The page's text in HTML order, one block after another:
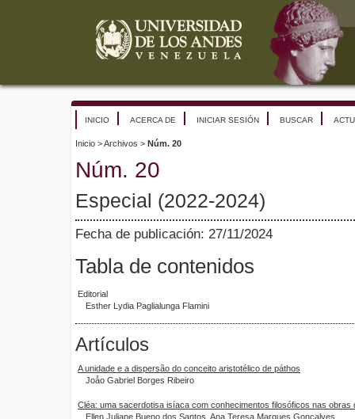
INICIO ACERCA DE INICIAR SESIÓN BUSCAR
Inicio >Archivos > Núm. 20
Núm. 20
Especial (2022-2024)
Fecha de publicación: 27/11/2024
Tabla de contenidos
Editorial
Esther Lydia Paglialunga Flamini
Artículos
A unidade e a dispersão do conceito aristotélico de páthos
Joåo Gabriel Borges Ribeiro
Cléa: uma sacerdotisa isíaca com conhecimentos filosóficos nas obras
Ellen Juliane Bueno dos Santos, Ana Teresa Marques Gonçalves